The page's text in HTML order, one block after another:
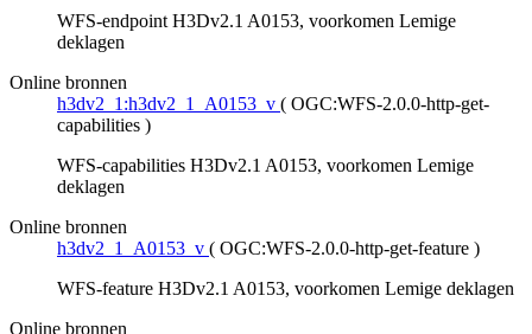
WFS-endpoint H3Dv2.1 A0153, voorkomen Lemige
deklagen
Online bronnen
h3dv2_1:h3dv2_1_A0153_v ( OGC:WFS-2.0.0-http-get-
capabilities )
WFS-capabilities H3Dv2.1 A0153, voorkomen Lemige
deklagen
Online bronnen
h3dv2_1_A0153_v ( OGC:WFS-2.0.0-http-get-feature )
WFS-feature H3Dv2.1 A0153, voorkomen Lemige deklagen
Online bronnen